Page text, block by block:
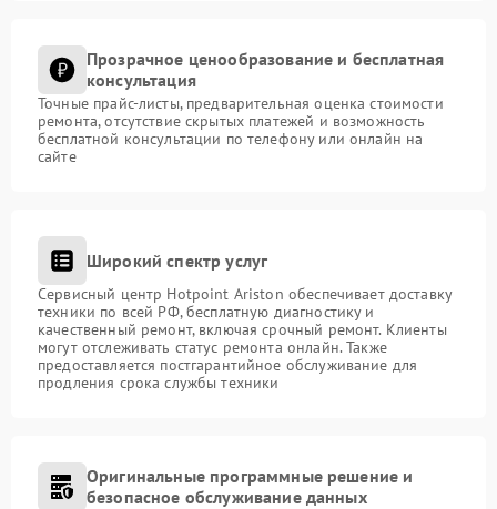
Прозрачное ценообразование и бесплатная
консультация
Точные прайс-листы, предварительная оценка стоимости
ремонта, отсутствие скрытых платежей и возможность
бесплатной консультации по телефону или онлайн на
сайте
Широкий спектр услуг
Сервисный центр Hotpoint Ariston обеспечивает доставку
техники по всей РФ, бесплатную диагностику и
качественный ремонт, включая срочный ремонт. Клиенты
могут отслеживать статус ремонта онлайн. Также
предоставляется постгарантийное обслуживание для
продления срока службы техники
Оригинальные программные решение и
безопасное обслуживание данных